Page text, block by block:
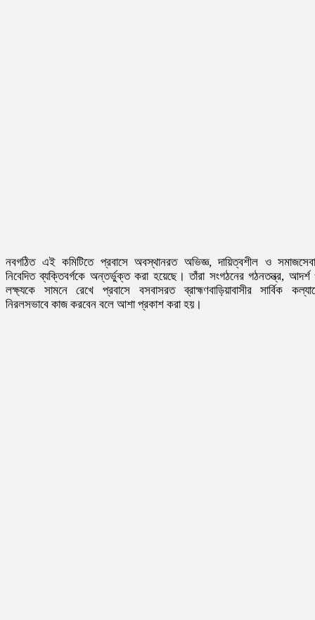
নবগঠিত এই কমিটিতে প্রবাসে অবস্থানরত অভিজ্ঞ, দায়িত্বশীল ও
নিবেদিত ব্যক্তিবর্গকে অন্তর্ভুক্ত করা হয়েছে। তাঁরা সংগঠনের গঠনতন্ত্র,
লক্ষ্যকে সামনে রেখে প্রবাসে বসবাসরত ব্রাহ্মণবাড়িয়াবাসীর সার্বিক
নিরলসভাবে কাজ করবেন বলে আশা প্রকাশ করা হয়।